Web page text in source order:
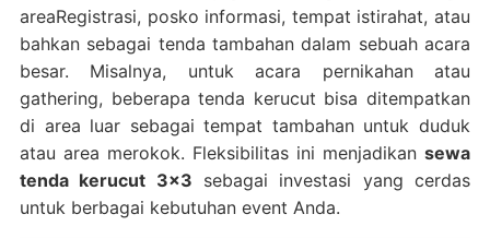
areaRegistrasi, posko informasi, tempat istirahat, atau
bahkan sebagai tenda tambahan dalam sebuah acara
besar. Misalnya, untuk acara pernikahan atau
gathering, beberapa tenda kerucut bisa ditempatkan
di area luar sebagai tempat tambahan untuk duduk
atau area merokok. Fleksibilitas ini menjadikansewa
tenda kerucut 3×3 sebagai investasi yang cerdas
untuk berbagai kebutuhan event Anda.